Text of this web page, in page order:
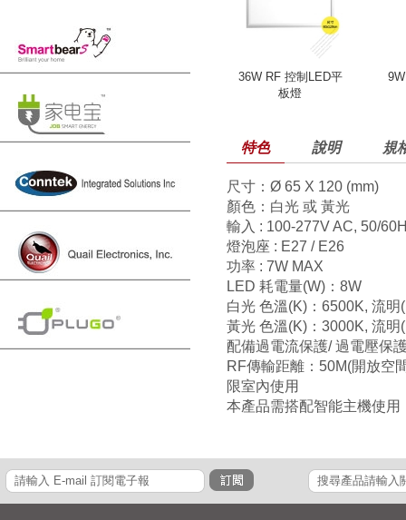
36W RF 控制LED平
板燈
特色 說明 規
尺寸：Ø 65 X 120 (mm)
顏色：白光 或 黃光
輸入 : 100-277V AC, 50/
燈泡座 : E27 / E26
功率 : 7W MAX
LED 耗電量(W)：8W
白光 色溫(K)：6500K, 流
黃光 色溫(K)：3000K, 流
配備過電流保護/ 過電壓保
RF傳輸距離：50M(開放空
限室內使用
本產品需搭配智能主機使用